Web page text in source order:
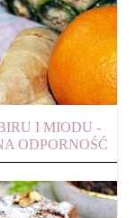
I MIODU -
ODPORNOŚĆ